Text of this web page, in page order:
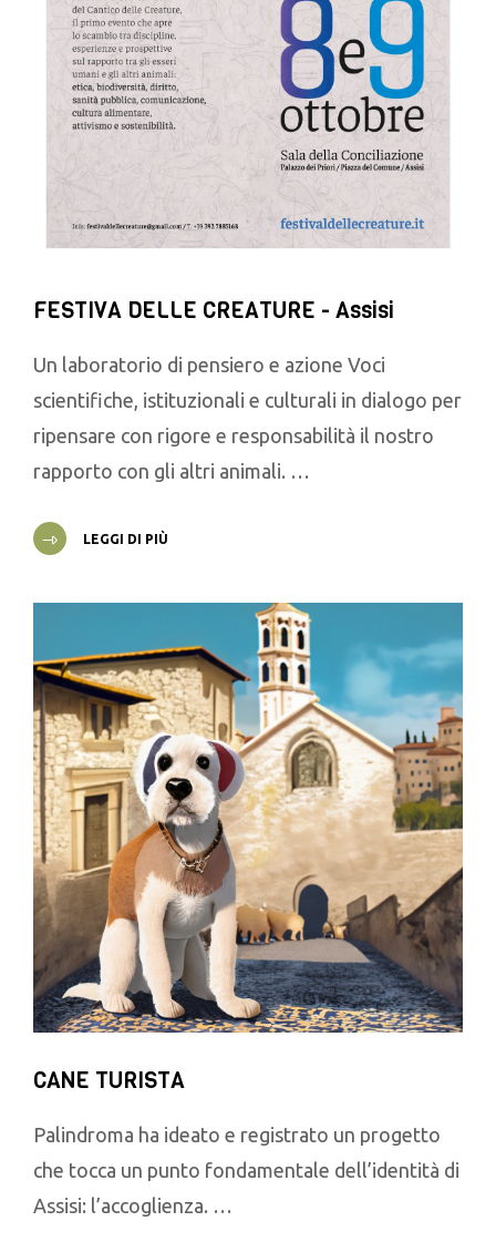
FESTIVA DELLE CREATURE - Assisi
Un laboratorio di pensiero e azione Voci
scientifiche, istituzionali e culturali in dialogo per
ripensare con rigore e responsabilità il nostro
rapporto con gli altri animali. …
LEGGI DI PIÙ
CANE TURISTA
Palindroma ha ideato e registrato un progetto
che tocca un punto fondamentale dell’identità di
Assisi: l’accoglienza. …